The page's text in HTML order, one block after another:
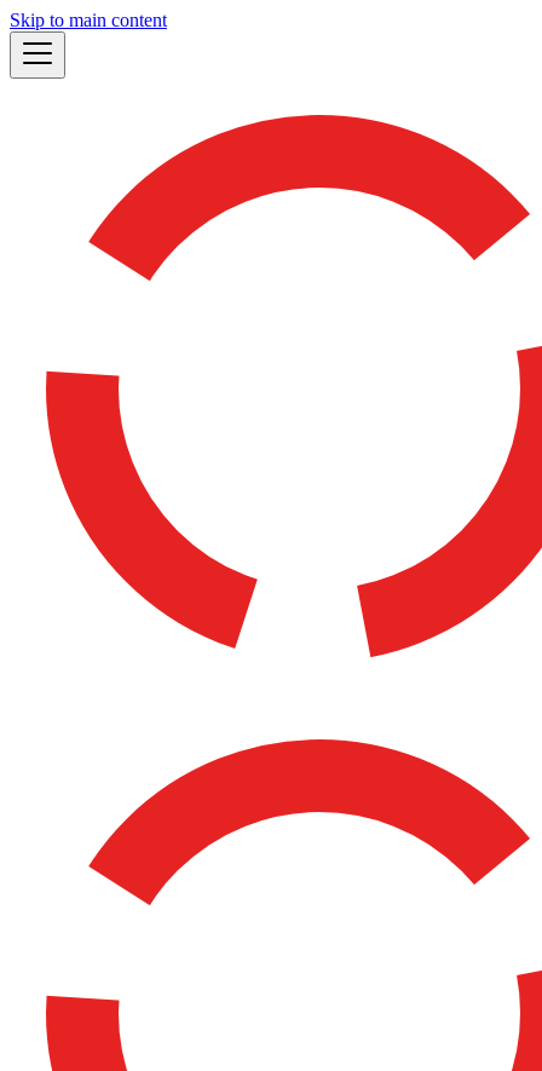
Skip to main content